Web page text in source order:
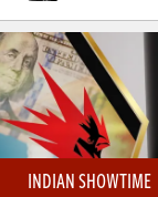
INDIAN SHOWTIME